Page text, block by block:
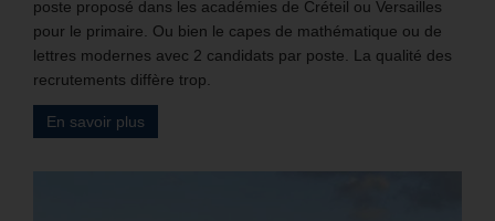
poste proposé dans les académies de Créteil ou Versailles
pour le primaire. Ou bien le capes de mathématique ou de
lettres modernes avec 2 candidats par poste. La qualité des
recrutements diffère trop.
En savoir plus